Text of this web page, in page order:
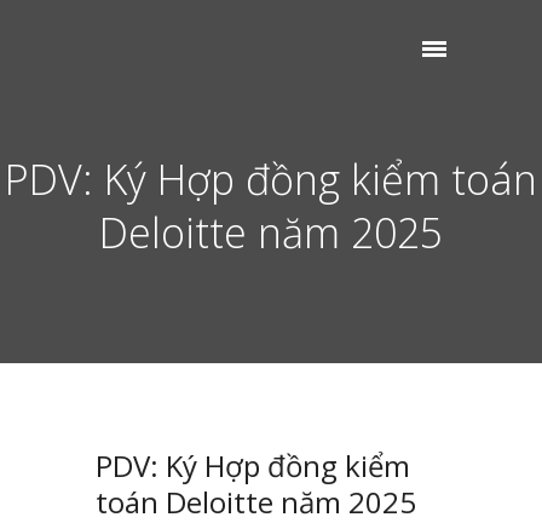
PDV: Ký Hợp đồng kiểm toán
Deloitte năm 2025
PDV: Ký Hợp đồng kiểm
toán Deloitte năm 2025